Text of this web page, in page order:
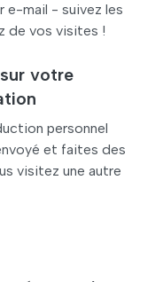
e-mail - suivez les
de vos visites !
votre
personnel
et faites des
visitez une autre